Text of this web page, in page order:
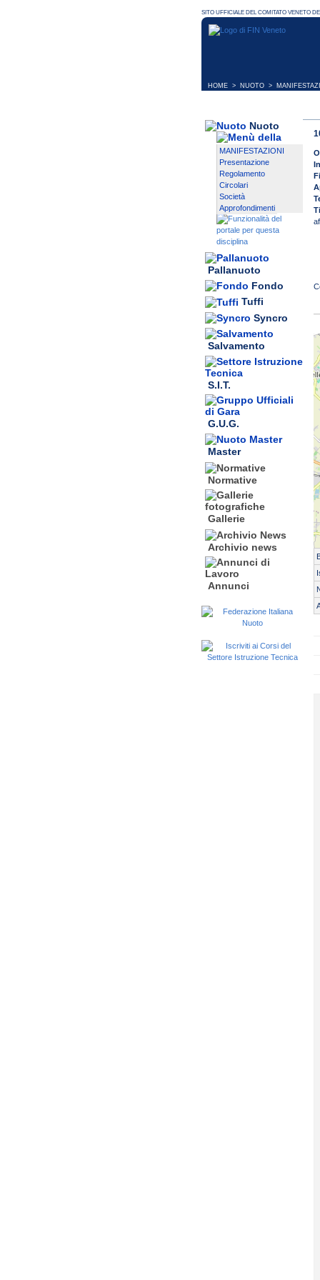
HOME > NUOTO >
Nuoto
MANIFESTAZIONI
Presentazione
Regolamento
Circolari
Società
Approfondimenti
Pallanuoto
Fondo
Tuffi
Syncro
Salvamento
S.I.T.
G.U.G.
Master
Normative
Gallerie
Archivio news
Annunci